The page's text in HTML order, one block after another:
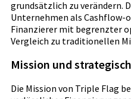
grundsätzlich zu verändern.
Unternehmen als
Finanzierer mit begrenzter
Vergleich zu traditionellen
Mission und
Die Mission von Triple Flag